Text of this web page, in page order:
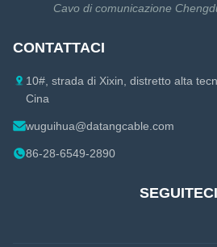
Cavo di comunicazione
CONTATTACI
10#, strada di Xixin, distretto alta
Cina
wuguihua@datangcable.com
86-28-6549-2890